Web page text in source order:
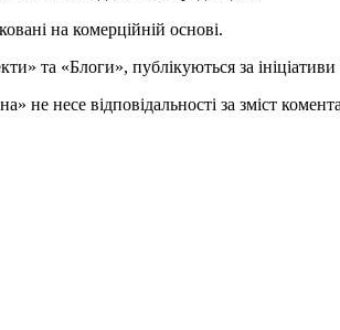
на комерційній основі.
та «Блоги», публікуються за
не несе відповідальності за зміст